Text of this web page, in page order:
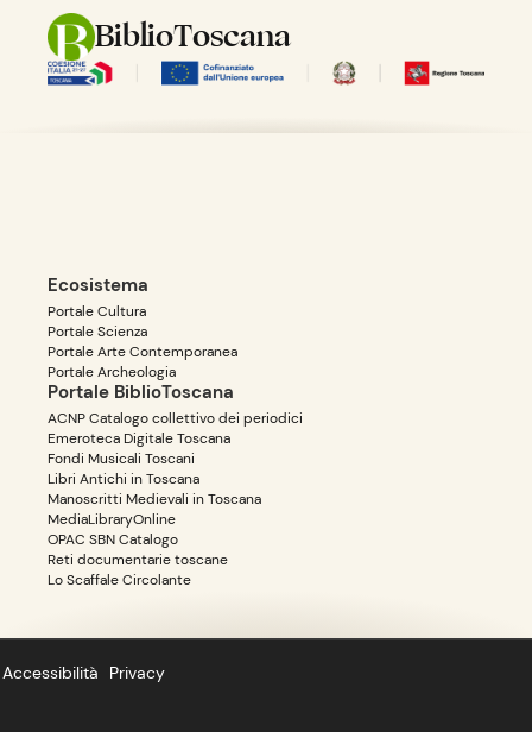
BiblioToscana
Ecosistema
Portale Cultura
Portale Scienza
Portale Arte Contemporanea
Portale Archeologia
Portale BiblioToscana
ACNP Catalogo collettivo dei periodici
Emeroteca Digitale Toscana
Fondi Musicali Toscani
Libri Antichi in Toscana
Manoscritti Medievali in Toscana
MediaLibraryOnline
OPAC SBN Catalogo
Reti documentarie toscane
Lo Scaffale Circolante
Accessibilità Privacy